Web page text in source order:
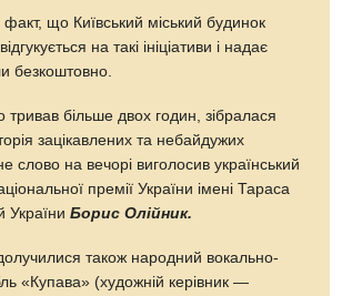
що Київський міський будинок
на такі ініціативи і надає
безкоштовно.
більше двох годин, зібралася
зацікавлених та небайдужих
слово на вечорі виголосив український
премії України імені Тараса
УкраїниБорис Олійник.
також народний вокально-
«Купава» (художній керівник —